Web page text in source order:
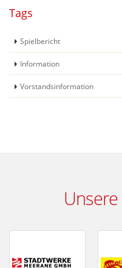
Tags
Spielbericht
Information
Vorstandsinformation
Unsere